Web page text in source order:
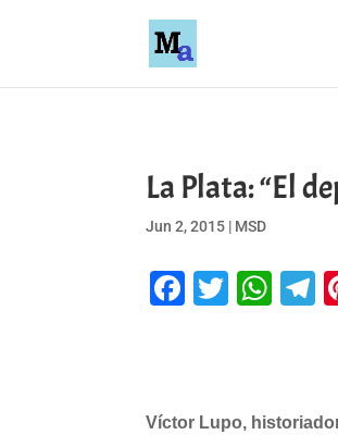
La Plata: “El
Jun 2, 2015 | MSD
Facebook
Twitter
Víctor Lupo,